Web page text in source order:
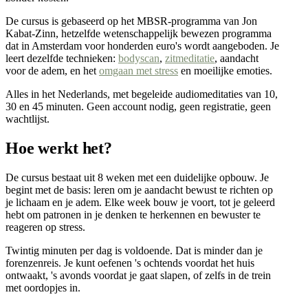
De cursus is gebaseerd op het MBSR-programma van Jon
Kabat-Zinn, hetzelfde wetenschappelijk bewezen programma
dat in Amsterdam voor honderden euro's wordt aangeboden. Je
leert dezelfde technieken: bodyscan, zitmeditatie, aandacht
voor de adem, en het omgaan met stress en moeilijke emoties.
Alles in het Nederlands, met begeleide audiomeditaties van 10,
30 en 45 minuten. Geen account nodig, geen registratie, geen
wachtlijst.
Hoe werkt het?
De cursus bestaat uit 8 weken met een duidelijke opbouw. Je
begint met de basis: leren om je aandacht bewust te richten op
je lichaam en je adem. Elke week bouw je voort, tot je geleerd
hebt om patronen in je denken te herkennen en bewuster te
reageren op stress.
Twintig minuten per dag is voldoende. Dat is minder dan je
forenzenreis. Je kunt oefenen 's ochtends voordat het huis
ontwaakt, 's avonds voordat je gaat slapen, of zelfs in de trein
met oordopjes in.